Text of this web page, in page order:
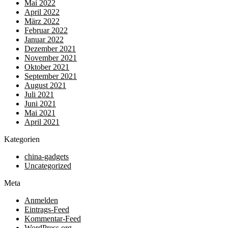
Mai 2022
April 2022
März 2022
Februar 2022
Januar 2022
Dezember 2021
November 2021
Oktober 2021
September 2021
August 2021
Juli 2021
Juni 2021
Mai 2021
April 2021
Kategorien
china-gadgets
Uncategorized
Meta
Anmelden
Eintrags-Feed
Kommentar-Feed